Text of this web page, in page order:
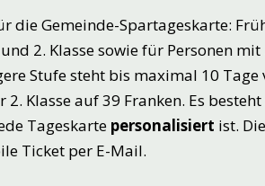
Gemeinde-Spartageskarte:
2. Klasse sowie für Personen
Stufe steht bis maximal 10 Tage
Klasse auf 39 Franken. Es
Tageskarte personalisiert ist.
Ticket per E-Mail.